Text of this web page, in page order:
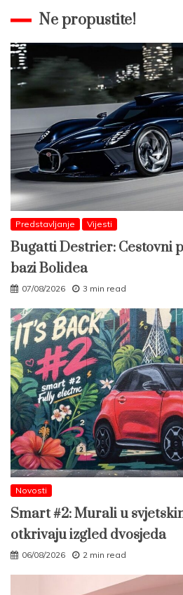
Ne propustite!
Predstavljanje Vijesti
Bugatti Destrier: Cestovni
bazi Bolidea
07/08/2026 3 min read
Novosti
Smart #2: Murali u
otkrivaju izgled dvosjeda
06/08/2026 2 min read